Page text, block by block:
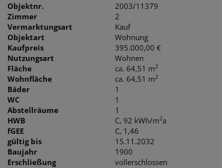
Objektnr.
2003/11379
Zimmer
2
Vermarktungsart
Kauf
Objektart
Wohnung
Kaufpreis
395.000,00 €
Nutzungsart
Wohnen
Fläche
ca. 64,51 m2
Wohnfläche ca. 64,51 m2
Bäder
1
WC
1
Abstellräume
1
HWB
C, 92 kWh/m2a
fGEE
C, 1,46
gültig bis
15.11.2032
Baujahr
1900
Erschließung
vollerschlossen